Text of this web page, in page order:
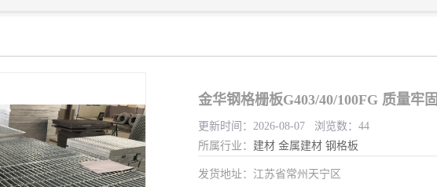
金华钢格栅板G403/40/100FG 质量牢固
更新时间：2026-08-07 浏览数：44
所属行业： 建材 金属建材 钢格板
发货地址：江苏省常州天宁区